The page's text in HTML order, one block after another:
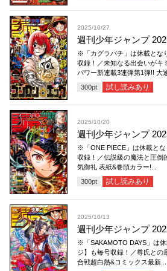
2025/10/27
週刊少年ジャンプ
※「カグラバチ」は休載とな
収録！／未知なる出会いがキ
パワー新連載3連弾第1弾!! 大逆
300pt 試し読みあり
2025/10/20
週刊少年ジャンプ
※「ONE PIECE」は休載と
収録！／伝説級の魔法と圧倒
気御礼 表紙&巻頭カラー!...
300pt 試し読みあり
2025/10/13
週刊少年ジャンプ
※「SAKAMOTO DAYS」は
ジ】も毎号収録！／尊氏との
合戦超白熱&コミックス最新...